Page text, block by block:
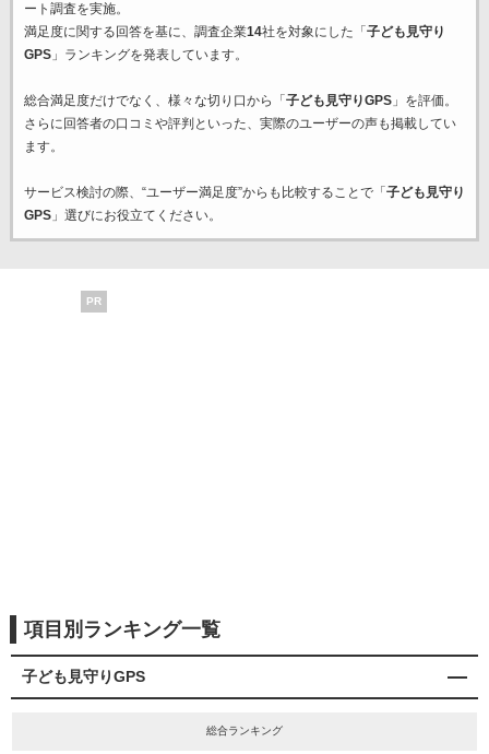
ート調査を実施。
満足度に関する回答を基に、調査企業14社を対象にした「 子ども見守り
GPS」ランキングを発表しています。
総合満足度だけでなく、様々な切り口から「 子ども見守りGPS」を評価。
さらに回答者の口コミや評判といった、実際のユーザーの声も掲載してい
ます。
サービス検討の際、“ユーザー満足度”からも比較することで「 子ども見守り
GPS」選びにお役立てください。
PR
項目別ランキング一覧
子ども見守りGPS
総合ランキング